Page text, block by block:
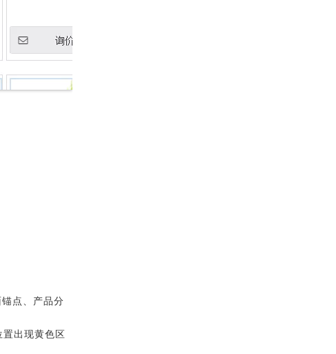
点、产品分
出现黄色区